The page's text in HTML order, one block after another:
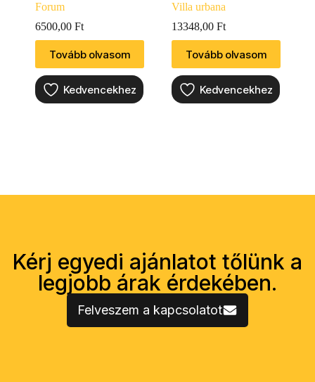
Forum
6500,00 Ft
Tovább olvasom
Kedvencekhez
Villa urbana
13348,00 Ft
Tovább olvasom
Kedvencekhez
Kérj egyedi ajánlatot tőlünk a
legjobb árak érdekében.
Felveszem a kapcsolatot